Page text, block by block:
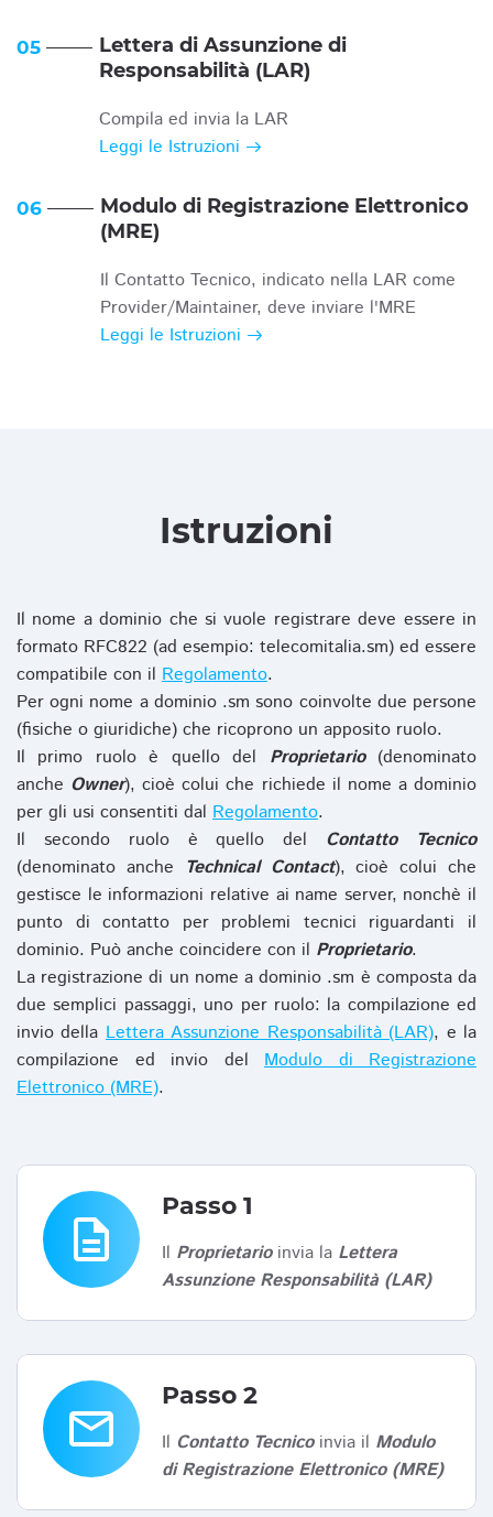
05
Lettera di Assunzione di
Responsabilità (LAR)
Compila ed invia la LAR
Leggi le Istruzioni
06
Modulo di Registrazione Elettronico
(MRE)
Il Contatto Tecnico, indicato nella LAR come
Provider/Maintainer, deve inviare l'MRE
Leggi le Istruzioni
Istruzioni
Il nome a dominio che si vuole registrare deve essere in
formato RFC822 (ad esempio: telecomitalia.sm) ed essere
compatibile con il Regolamento.
Per ogni nome a dominio .sm sono coinvolte due persone
(fisiche o giuridiche) che ricoprono un apposito ruolo.
Il primo ruolo è quello del Proprietario(denominato
anche Owner), cioè colui che richiede il nome a dominio
per gli usi consentiti dal Regolamento.
Il secondo ruolo è quello del Contatto Tecnico
(denominato anche Technical Contact), cioè colui che
gestisce le informazioni relative ai name server, nonchè il
punto di contatto per problemi tecnici riguardanti il
dominio. Può anche coincidere con il Proprietario.
La registrazione di un nome a dominio .sm è composta da
due semplici passaggi, uno per ruolo: la compilazione ed
invio dellaLettera Assunzione Responsabilità (LAR), e la
compilazione ed invio del Modulo di Registrazione
Elettronico (MRE).
description
Passo 1
Il Proprietarioinvia la Lettera
Assunzione Responsabilità (LAR)
email
Passo 2
Il Contatto Tecnicoinvia il Modulo
di Registrazione Elettronico (MRE)